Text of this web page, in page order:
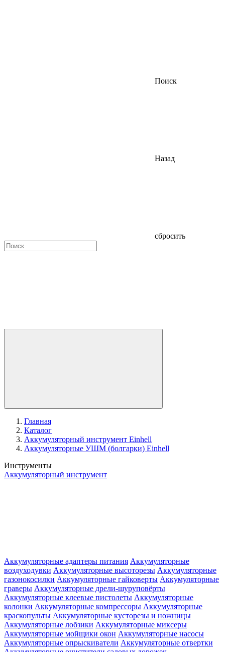
Поиск
Назад
сбросить
Главная
Каталог
Аккумуляторный инструмент Einhell
Аккумуляторные УШМ (болгарки) Einhell
Инструменты
Аккумуляторный инструмент
Аккумуляторные адаптеры питания Аккумуляторные
воздуходувки Аккумуляторные высоторезы Аккумуляторные
газонокосилки Аккумуляторные гайковерты Аккумуляторные
граверы Аккумуляторные дрели-шуруповёрты
Аккумуляторные клеевые пистолеты Аккумуляторные
колонки Аккумуляторные компрессоры Аккумуляторные
краскопульты Аккумуляторные кусторезы и ножницы
Аккумуляторные лобзики Аккумуляторные миксеры
Аккумуляторные мойщики окон Аккумуляторные насосы
Аккумуляторные опрыскиватели Аккумуляторные отвертки